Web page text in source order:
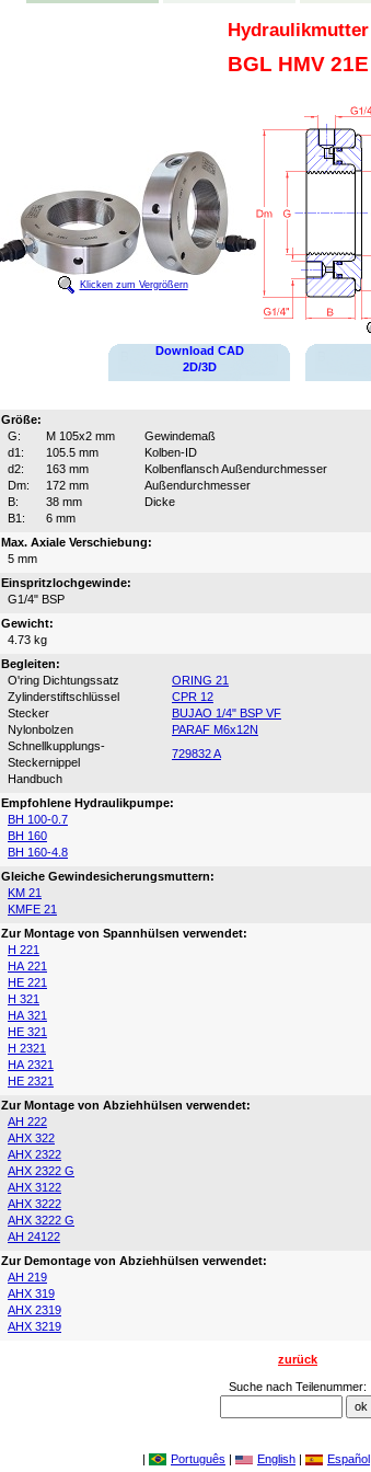
Hydraulikmutter
BGL HMV 21E
Klicken zum Vergrößern
Download CAD
2D/3D
Größe:
G:
M 105x2 mm
Gewindemaß
d1:
105.5 mm
Kolben-ID
d2:
163 mm
Kolbenflansch Außendurchmesser
Dm:
172 mm
Außendurchmesser
B:
38 mm
Dicke
B1:
6 mm
Max. Axiale Verschiebung:
5 mm
Einspritzlochgewinde:
G1/4" BSP
Gewicht:
4.73 kg
Begleiten:
O'ring Dichtungssatz
ORING 21
Zylinderstiftschlüssel
CPR 12
Stecker
BUJAO 1/4" BSP VF
Nylonbolzen
PARAF M6x12N
Schnellkupplungs-
Steckernippel
729832 A
Handbuch
Empfohlene Hydraulikpumpe:
BH 100-0.7
BH 160
BH 160-4.8
Gleiche Gewindesicherungsmuttern:
KM 21
KMFE 21
Zur Montage von Spannhülsen verwendet:
H 221
HA 221
HE 221
H 321
HA 321
HE 321
H 2321
HA 2321
HE 2321
Zur Montage von Abziehhülsen verwendet:
AH 222
AHX 322
AHX 2322
AHX 2322 G
AHX 3122
AHX 3222
AHX 3222 G
AH 24122
Zur Demontage von Abziehhülsen verwendet:
AH 219
AHX 319
AHX 2319
AHX 3219
zurück
Suche nach Teilenummer:
| Português | English | Español